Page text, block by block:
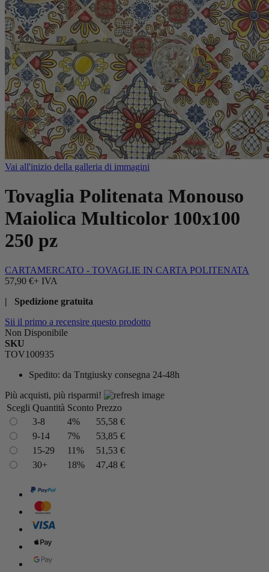
Vai all'inizio della galleria di immagini
Tovaglia Politenata Monouso
Maiolica Multicolor 100x100
250 pz
CARTAMERCATO - TOVAGLIE IN CARTA POLITENATA
57,90 €+ IVA
| Spedizione gratuita
Sii il primo a recensire questo prodotto
Non Disponibile
SKU
TOV100935
Spedito: da Tntgiusky consegna 24-48h
Più acquisti, più risparmi!
Scegli Quantità Sconto Prezzo
3-8
4%
55,58 €
9-14
7%
53,85 €
15-29
11%
51,53 €
30+
18% 47,48 €